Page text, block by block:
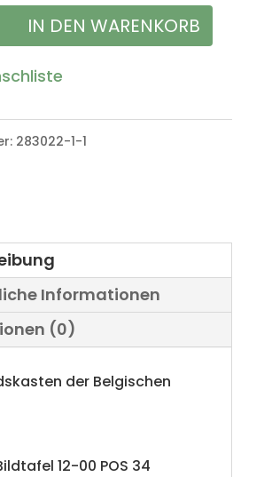
IN DEN WARENKORB
283022-1-1
Informationen
(0)
der Belgischen
12-00 POS 34